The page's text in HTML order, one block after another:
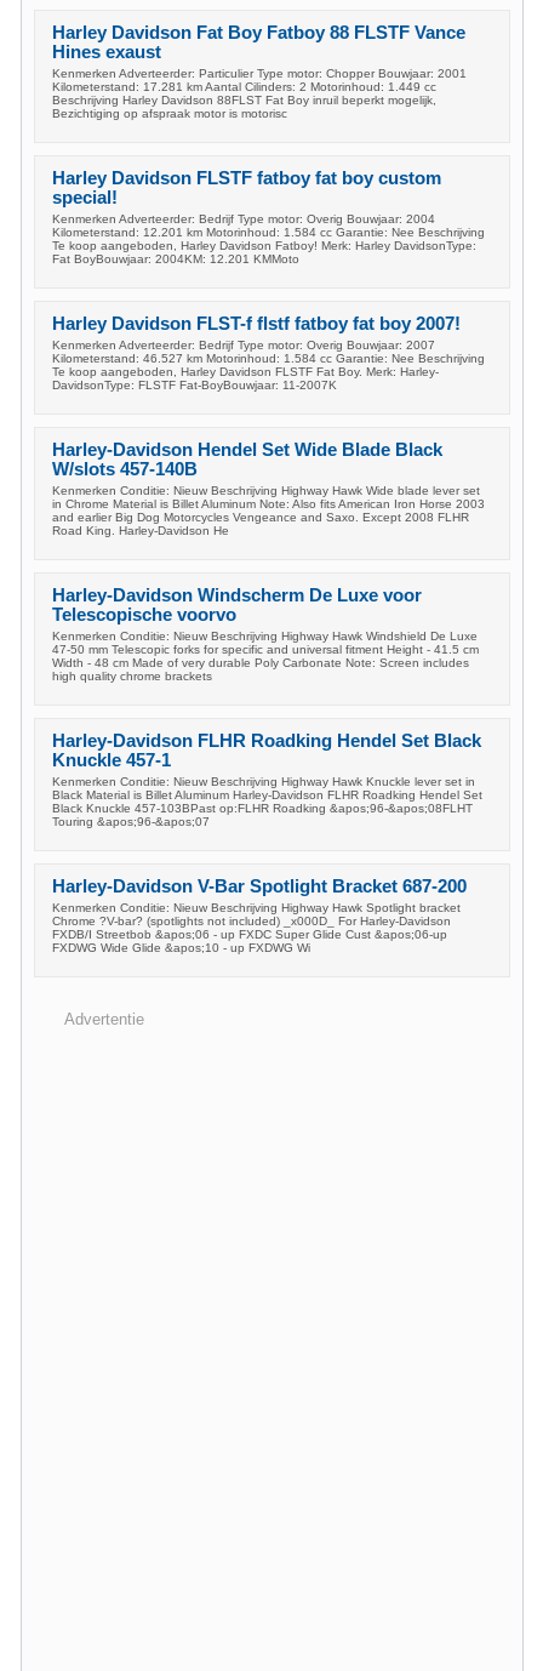
Harley Davidson Fat Boy Fatboy 88 FLSTF Vance
Hines exaust
Kenmerken Adverteerder: Particulier Type motor: Chopper Bouwjaar: 2001
Kilometerstand: 17.281 km Aantal Cilinders: 2 Motorinhoud: 1.449 cc
Beschrijving Harley Davidson 88FLST Fat Boy inruil beperkt mogelijk,
Bezichtiging op afspraak motor is motorisc
Harley Davidson FLSTF fatboy fat boy custom
special!
Kenmerken Adverteerder: Bedrijf Type motor: Overig Bouwjaar: 2004
Kilometerstand: 12.201 km Motorinhoud: 1.584 cc Garantie: Nee Beschrijving
Te koop aangeboden, Harley Davidson Fatboy! Merk: Harley DavidsonType:
Fat BoyBouwjaar: 2004KM: 12.201 KMMoto
Harley Davidson FLST-f flstf fatboy fat boy 2007!
Kenmerken Adverteerder: Bedrijf Type motor: Overig Bouwjaar: 2007
Kilometerstand: 46.527 km Motorinhoud: 1.584 cc Garantie: Nee Beschrijving
Te koop aangeboden, Harley Davidson FLSTF Fat Boy. Merk: Harley-
DavidsonType: FLSTF Fat-BoyBouwjaar: 11-2007K
Harley-Davidson Hendel Set Wide Blade Black
W/slots 457-140B
Kenmerken Conditie: Nieuw Beschrijving Highway Hawk Wide blade lever set
in Chrome Material is Billet Aluminum Note: Also fits American Iron Horse 2003
and earlier Big Dog Motorcycles Vengeance and Saxo. Except 2008 FLHR
Road King. Harley-Davidson He
Harley-Davidson Windscherm De Luxe voor
Telescopische voorvo
Kenmerken Conditie: Nieuw Beschrijving Highway Hawk Windshield De Luxe
47-50 mm Telescopic forks for specific and universal fitment Height - 41.5 cm
Width - 48 cm Made of very durable Poly Carbonate Note: Screen includes
high quality chrome brackets
Harley-Davidson FLHR Roadking Hendel Set Black
Knuckle 457-1
Kenmerken Conditie: Nieuw Beschrijving Highway Hawk Knuckle lever set in
Black Material is Billet Aluminum Harley-Davidson FLHR Roadking Hendel Set
Black Knuckle 457-103BPast op:FLHR Roadking &apos;96-&apos;08FLHT
Touring &apos;96-&apos;07
Harley-Davidson V-Bar Spotlight Bracket 687-200
Kenmerken Conditie: Nieuw Beschrijving Highway Hawk Spotlight bracket
Chrome ?V-bar? (spotlights not included) _x000D_ For Harley-Davidson
FXDB/I Streetbob &apos;06 - up FXDC Super Glide Cust &apos;06-up
FXDWG Wide Glide &apos;10 - up FXDWG Wi
Advertentie